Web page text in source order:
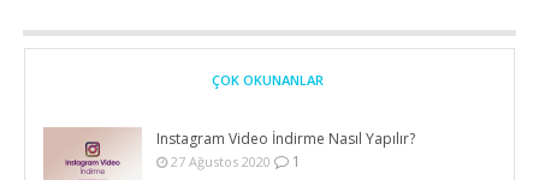
ÇOK OKUNANLAR
Instagram Video İndirme Nasıl Yapılır?
27 Ağustos 2020 1